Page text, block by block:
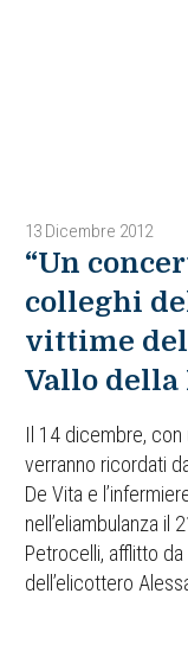
13 Dicembre 2012
“Un
colleghi
vittime
Vallo della
Il 14 dicembre, con
verranno ricordati
De Vita e
nell’eliambulanza
Petrocelli, afflitto
dell’elicottero